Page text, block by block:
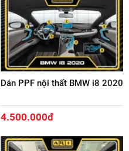
Dán PPF nội thất BMW i8 2020
4.500.000đ